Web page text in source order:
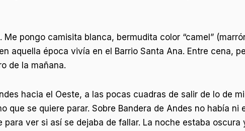
pongo camisita blanca, bermudita color “camel”
aquella época vivía en el Barrio Santa Ana. Entre cena,
de la mañana.
hacia el Oeste, a las pocas cuadras de salir de lo de
que se quiere parar. Sobre Bandera de Andes no había ni
ver si así se dejaba de fallar. La noche estaba oscura